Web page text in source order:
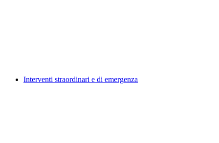
Interventi straordinari e di emergenza